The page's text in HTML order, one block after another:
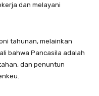
dan melayani
tahunan, melainkan
bahwa Pancasila adalah
dan penuntun